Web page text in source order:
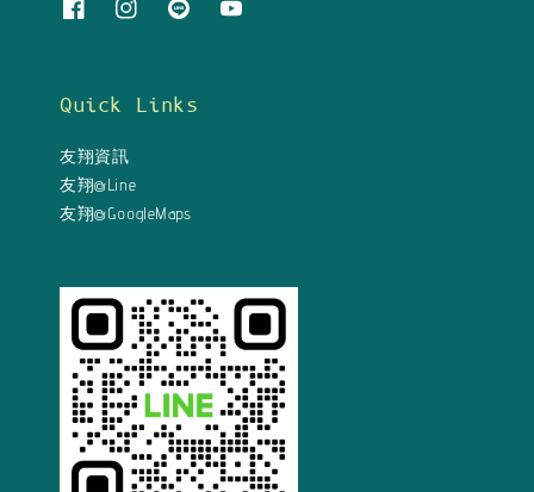
Quick Links
友翔資訊
友翔@Line
友翔@GoogleMaps